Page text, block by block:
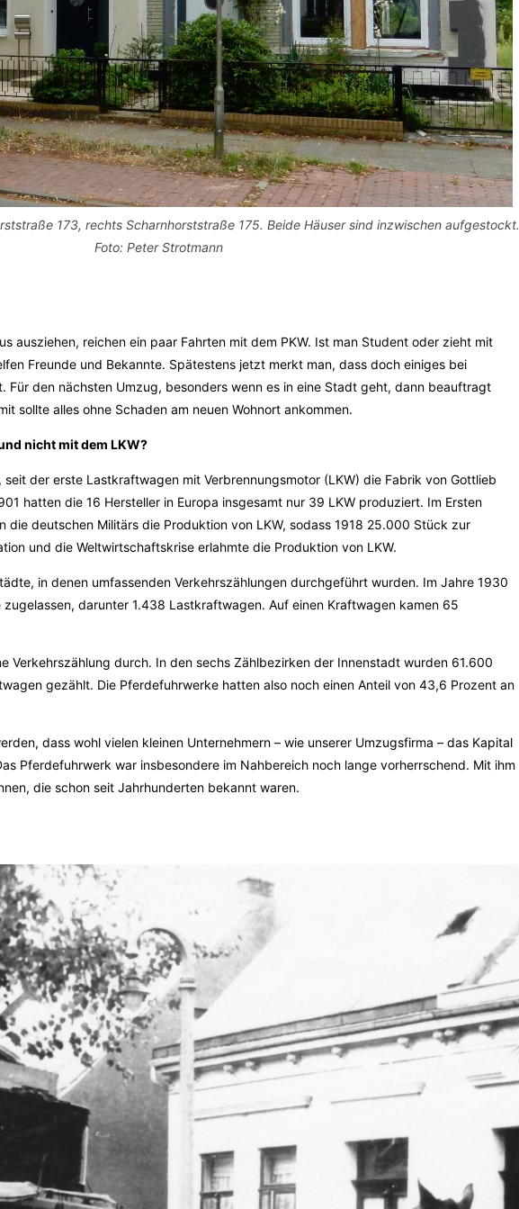
173, rechts Scharnhorststraße 175. Beide Häuser sind inzwischen aufgestockt.
Foto: Peter Strotmann
ausziehen, reichen ein paar Fahrten mit dem PKW. Ist man Student oder zieht mit
Freunde und Bekannte. Spätestens jetzt merkt man, dass doch einiges bei
Für den nächsten Umzug, besonders wenn es in eine Stadt geht, dann beauftragt
sollte alles ohne Schaden am neuen Wohnort ankommen.
nicht mit dem LKW?
der erste Lastkraftwagen mit Verbrennungsmotor (LKW) die Fabrik von Gottlieb
hatten die 16 Hersteller in Europa insgesamt nur 39 LKW produziert. Im Ersten
die deutschen Militärs die Produktion von LKW, sodass 1918 25.000 Stück zur
und die Weltwirtschaftskrise erlahmte die Produktion von LKW.
in denen umfassenden Verkehrszählungen durchgeführt wurden. Im Jahre 1930
darunter 1.438 Lastkraftwagen. Auf einen Kraftwagen kamen 65
Verkehrszählung durch. In den sechs Zählbezirken der Innenstadt wurden 61.600
gezählt. Die Pferdefuhrwerke hatten also noch einen Anteil von 43,6 Prozent an
dass wohl vielen kleinen Unternehmern – wie unserer Umzugsfirma – das Kapital
Pferdefuhrwerk war insbesondere im Nahbereich noch lange vorherrschend. Mit ihm
die schon seit Jahrhunderten bekannt waren.